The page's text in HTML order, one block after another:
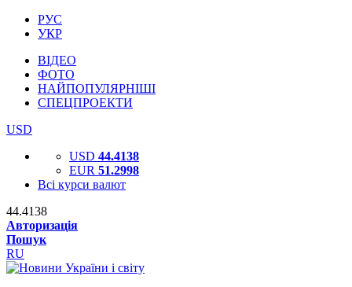
РУС
УКР
ВІДЕО
ФОТО
НАЙПОПУЛЯРНІШІ
СПЕЦПРОЕКТИ
USD
USD 44.4138
EUR 51.2998
Всі курси валют
44.4138
Авторизація
Пошук
RU